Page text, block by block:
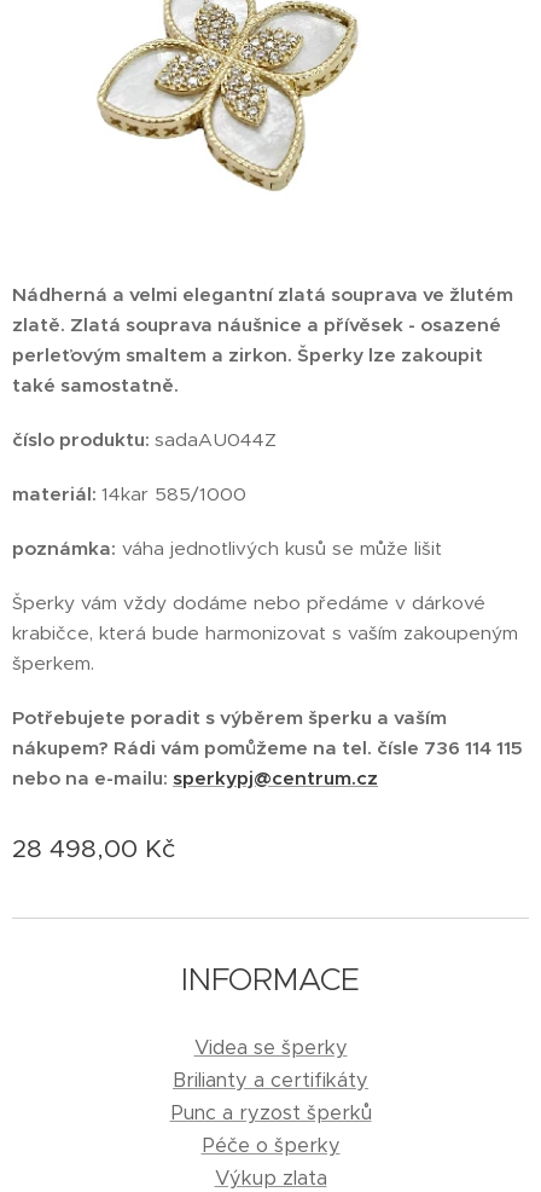
Nádherná a velmi elegantní zlatá souprava ve žlutém
zlatě. Zlatá souprava náušnice a přívěsek - osazené
perleťovým smaltem a zirkon. Šperky lze zakoupit
také samostatně.
číslo produktu: sadaAU044Z
materiál: 14kar 585/1000
poznámka: váha jednotlivých kusů se může lišit
Šperky vám vždy dodáme nebo předáme v dárkové
krabičce, která bude harmonizovat s vaším zakoupeným
šperkem.
Potřebujete poradit s výběrem šperku a vaším
nákupem? Rádi vám pomůžeme na tel. čísle 736 114 115
nebo na e-mailu: sperkypj@centrum.cz
28 498,00 Kč
INFORMACE
Videa se šperky
Brilianty a certifikáty
Punc a ryzost šperků
Péče o šperky
Výkup zlata